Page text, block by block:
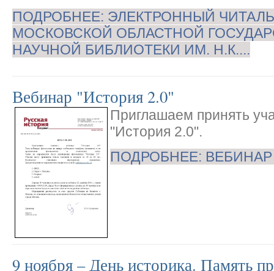
ПОДРОБНЕЕ: ЭЛЕКТРОННЫЙ
МОСКОВСКОЙ ОБЛАСТНОЙ
НАУЧНОЙ БИБЛИОТЕКИ ИМ. Н.К....
Вебинар "История 2.0"
Приглашаем принять
"История 2.0".
ПОДРОБНЕЕ:
9 ноября – День историка. Память